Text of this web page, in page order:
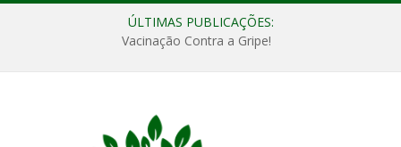
ÚLTIMAS PUBLICAÇÕES:
Vacinação Contra a Gripe!